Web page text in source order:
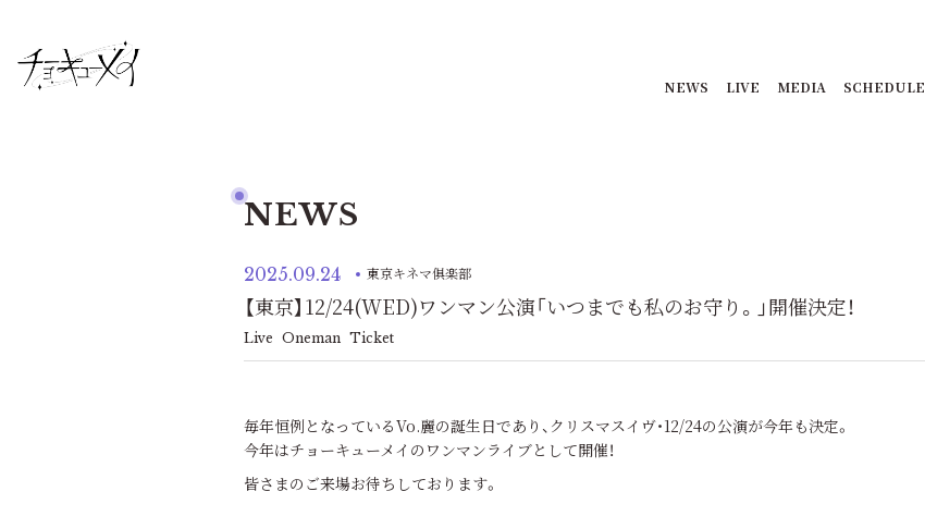
NEWS LIVE MEDIA SCHEDULE
NEWS
2025.09.24 東京キネマ俱楽部
【東京】12/24(WED)ワンマン公演「いつまでも私のお守り。」開催決定！
Live Oneman Ticket
毎年恒例となっているVo.麗の誕生日であり、クリスマスイヴ・12/24の公演が今年も決定。
今年はチョーキューメイのワンマンライブとして開催！
皆さまのご来場お待ちしております。